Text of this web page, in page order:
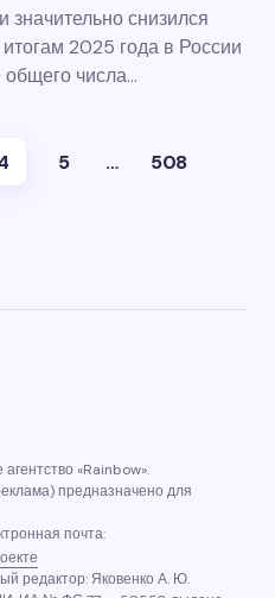
снизился
2025 года в России
числа…
5 … 508
«Rainbow».
предназначено для
почта:
редактор: Яковенко А. Ю.